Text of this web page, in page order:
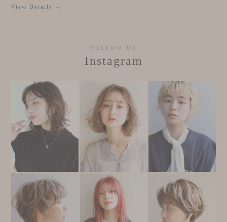
View Details →
FOLLOW US
Instagram